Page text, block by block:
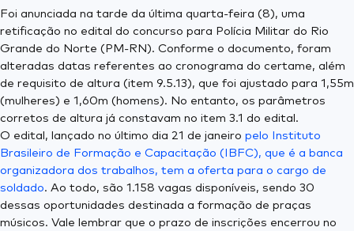
Foi anunciada na tarde da última quarta-feira (8), uma
retificação no edital do concurso para Polícia Militar do Rio
Grande do Norte (PM-RN). Conforme o documento, foram
alteradas datas referentes ao cronograma do certame, além
de requisito de altura (item 9.5.13), que foi ajustado para 1,55m
(mulheres) e 1,60m (homens). No entanto, os parâmetros
corretos de altura já constavam no item 3.1 do edital.
O edital, lançado no último dia 21 de janeiro pelo Instituto
Brasileiro de Formação e Capacitação (IBFC), que é a banca
organizadora dos trabalhos, tem a oferta para o cargo de
soldado. Ao todo, são 1.158 vagas disponíveis, sendo 30
dessas oportunidades destinada a formação de praças
músicos. Vale lembrar que o prazo de inscrições encerrou no